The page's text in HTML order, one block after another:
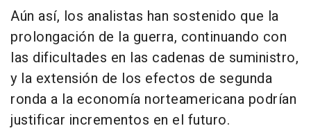
Aún así, los analistas han sostenido que la
prolongación de la guerra, continuando con
las dificultades en las cadenas de suministro,
y la extensión de los efectos de segunda
ronda a la economía norteamericana podrían
justificar incrementos en el futuro.